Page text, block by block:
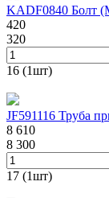
KADF0840 Болт
420
320
16 (1шт)
JF591116 Труба
8 610
8 300
17 (1шт)